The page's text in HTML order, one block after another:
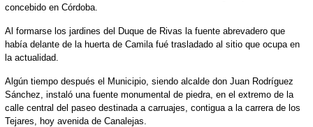
concebido en Córdoba.
Al formarse los jardines del Duque de Rivas la fuente abrevadero que
había delante de la huerta de Camila fué trasladado al sitio que ocupa en
la actualidad.
Algún tiempo después el Municipio, siendo alcalde don Juan Rodríguez
Sánchez, instaló una fuente monumental de piedra, en el extremo de la
calle central del paseo destinada a carruajes, contigua a la carrera de los
Tejares, hoy avenida de Canalejas.